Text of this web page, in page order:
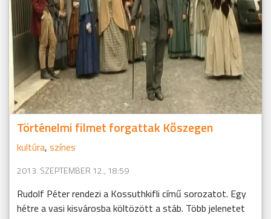
Történelmi filmet forgattak Kőszegen
kultúra, színes
2013. SZEPTEMBER 12., 18:59
Rudolf Péter rendezi a Kossuthkifli című sorozatot. Egy
hétre a vasi kisvárosba költözött a stáb. Több jelenetet